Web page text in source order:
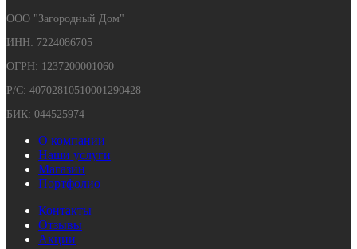
ООО "Загородный Дом"
ИНН: 7224086705
ОГРН: 1237200001060
Р/С: 40702810510001290428
БИК: 044525974
О компании
Наши услуги
Магазин
Портфолио
Контакты
Отзывы
Акции